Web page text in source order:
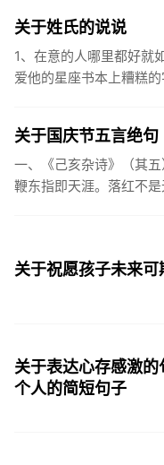
关于姓氏的说说
1、在意的人哪里都好就
爱他的星座书本上糟糕
关于国庆节五言绝句
一、《己亥杂诗》（其
鞭东指即天涯。落红不
关于祝愿孩子未来可
关于表达心存感激的
个人的简短句子